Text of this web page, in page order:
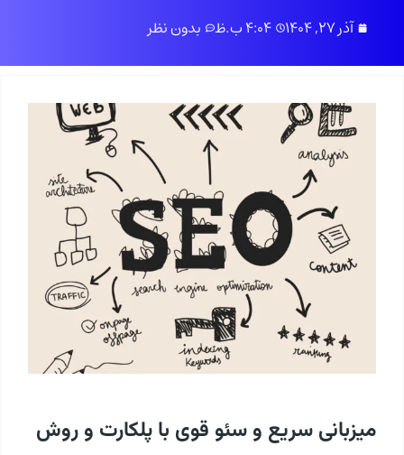
آذر 27, 1404 4:04 ب.ظ بدون نظر
میزبانی سریع و سئو قوی با پلکارت و روش